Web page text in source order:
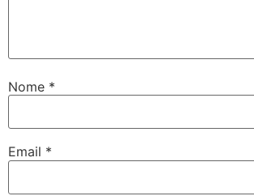
Nome *
Email *